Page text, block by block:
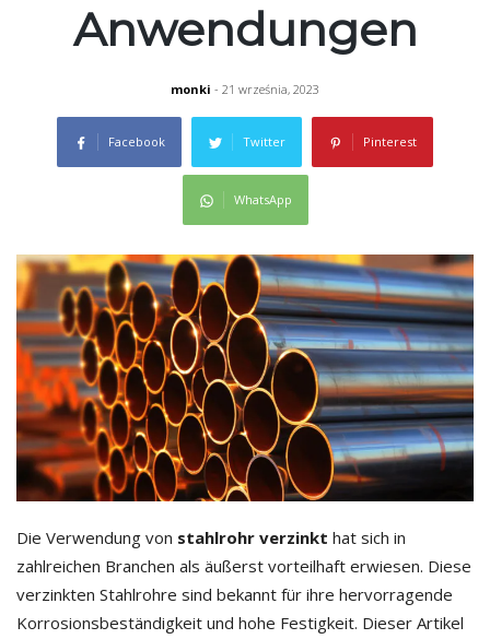
Anwendungen
monki - 21 września, 2023
Facebook Twitter Pinterest
WhatsApp
Die Verwendung von stahlrohr verzinkt hat sich in
zahlreichen Branchen als äußerst vorteilhaft erwiesen. Diese
verzinkten Stahlrohre sind bekannt für ihre hervorragende
Korrosionsbeständigkeit und hohe Festigkeit. Dieser Artikel